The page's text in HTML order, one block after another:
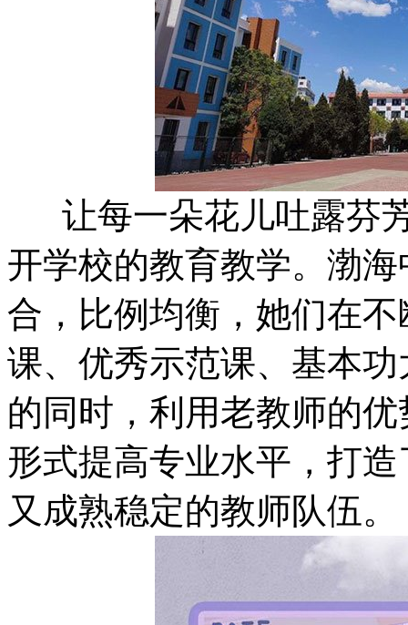
让每一朵花儿吐露芬
开学校的教育教学。渤
合，比例均衡，她们在
课、优秀示范课、基本
的同时，利用老教师的
形式提高专业水平，打
又成熟稳定的教师队伍。